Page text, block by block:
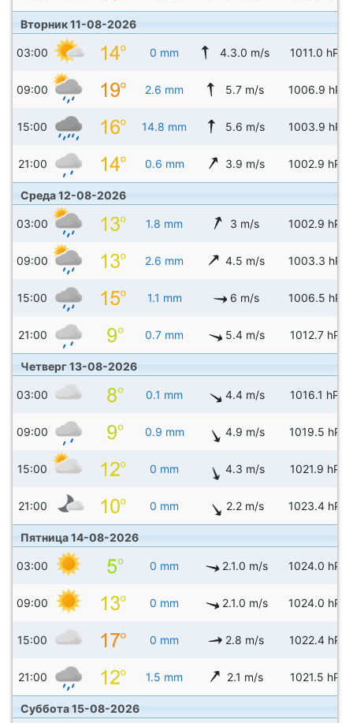
Вторник 11-08-2026
03:00 0 mm 4.3.0 m/s 1011.0 hPa
09:00 2.6 mm 5.7 m/s 1006.9 hPa
15:00 14.8 mm 5.6 m/s 1003.9 hPa
21:00 0.6 mm 3.9 m/s 1002.9 hPa
Среда 12-08-2026
03:00 1.8 mm 3 m/s 1002.9 hPa
09:00 2.6 mm 4.5 m/s 1003.3 hPa
15:00 1.1 mm 6 m/s 1006.5 hPa
21:00 0.7 mm 5.4 m/s 1012.7 hPa
Четверг 13-08-2026
03:00 0.1 mm 4.4 m/s 1016.1 hPa
09:00 0.9 mm 4.9 m/s 1019.5 hPa
15:00 0 mm 4.3 m/s 1021.9 hPa
21:00 0 mm 2.2 m/s 1023.4 hPa
Пятница 14-08-2026
03:00 0 mm 2.1.0 m/s 1024.0 hPa
09:00 0 mm 2.1.0 m/s 1024.0 hPa
15:00 0 mm 2.8 m/s 1022.4 hPa
21:00 1.5 mm 2.1 m/s 1021.5 hPa
Суббота 15-08-2026